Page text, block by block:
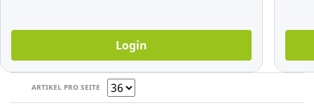
Login
ARTIKEL PRO SEITE